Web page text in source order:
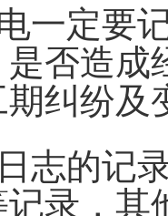
一定要
否造
纠纷及
志的记
录，